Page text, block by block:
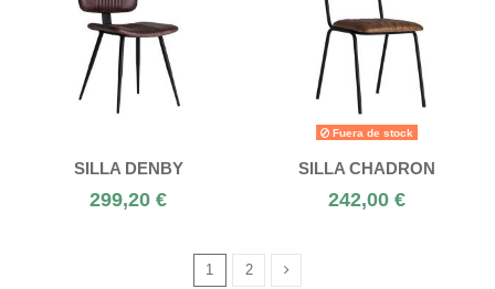
SILLA DENBY
299,20 €
Fuera de stock
SILLA CHADRON
242,00 €
1 2